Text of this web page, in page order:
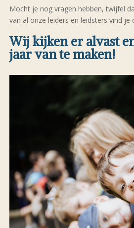
Mocht je nog vragen hebben, twijfel
van al onze leiders en leidsters vind je
Wij kijken er alvast
jaar van te maken!